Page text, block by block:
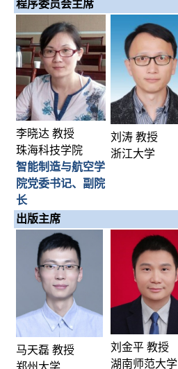
程序委员会主席
李晓达 教授
珠海科技学院
智能制造与航空学
院党委书记、副院
长
刘涛 教授
浙江大学
出版主席
马天磊 教授
郑州大学
刘金平 教授
湖南师范大学